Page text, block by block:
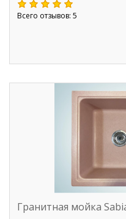
Всего отзывов: 5
Гранитная мойка